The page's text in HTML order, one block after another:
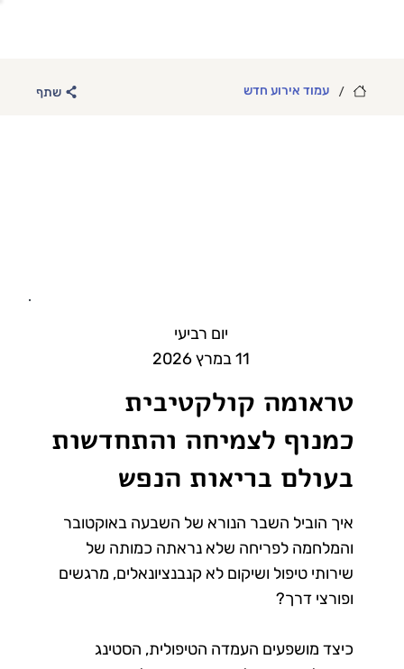
/ עמוד אירוע חדש שתף
יום רביעי
11 במרץ 2026
טראומה קולקטיבית
כמנוף לצמיחה והתחדשות
בעולם בריאות הנפש
איך הוביל השבר הנורא של השבעה באוקטובר
והמלחמה לפריחה שלא נראתה כמותה של
שירותי טיפול ושיקום לא קנבנציונאלים, מרגשים
ופורצי דרך?
כיצד מושפעים העמדה הטיפולית, הסטינג